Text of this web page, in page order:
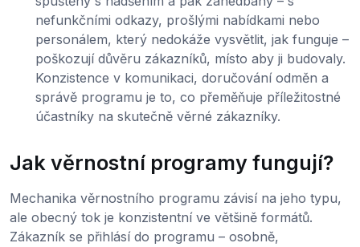
nefunkčními odkazy, prošlými nabídkami nebo
personálem, který nedokáže vysvětlit, jak funguje –
poškozují důvěru zákazníků, místo aby ji budovaly.
Konzistence v komunikaci, doručování odměn a
správě programu je to, co přeměňuje příležitostné
účastníky na skutečně věrné zákazníky.
Jak věrnostní programy fungují?
Mechanika věrnostního programu závisí na jeho typu,
ale obecný tok je konzistentní ve většině formátů.
Zákazník se přihlásí do programu – osobně,